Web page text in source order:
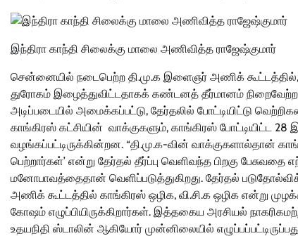
இந்திரா காந்தி சிலைக்கு மாலை அணிவித்த ராஜேஷ்குமார்
சென்னையில் நடைபெற்ற தி.மு.க இளைஞர் அணிக் கூட்டத்தில்,
துரோகம் இழைத்துவிட்டதாகக் கண்டனத் தீர்மானம்
அடிப்படையில் அமைக்கப்பட்டு, தேர்தலில் போட்டியிட்டு
காங்கிரஸ் கட்சியின் வாக்குகளும், காங்கிரஸ் போட்டியிட்ட
வழங்கப்பட்டிருக்கின்றன. “தி.மு.க-வின் வாக்குகளால்தான்
பெற்றார்கள்’ என்று தேர்தல் தீர்ப்பு வெளிவந்த பிறகு
மனோபாவத்தைதான் வெளிப்படுத்துகிறது. தேர்தல்
அணிக் கூட்டத்தில் காங்கிரஸ் ஒழிக, வி.சி.க ஒழிக என்று
கோஷம் எழுப்பியிருக்கிறார்கள். இத்தகைய அரசியல்
உதயநிதி ஸ்டாலின் ஆகியோர் முன்னிலையில்